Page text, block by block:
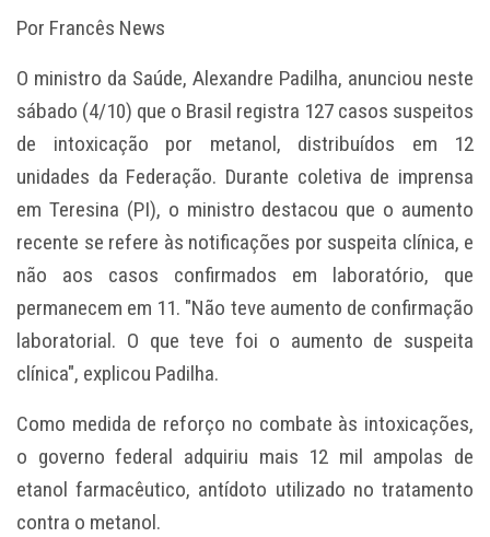
Por Francês News
O ministro da Saúde, Alexandre Padilha, anunciou neste
sábado (4/10) que o Brasil registra 127 casos suspeitos
de intoxicação por metanol, distribuídos em 12
unidades da Federação. Durante coletiva de imprensa
em Teresina (PI), o ministro destacou que o aumento
recente se refere às notificações por suspeita clínica, e
não aos casos confirmados em laboratório, que
permanecem em 11. "Não teve aumento de confirmação
laboratorial. O que teve foi o aumento de suspeita
clínica", explicou Padilha.
Como medida de reforço no combate às intoxicações,
o governo federal adquiriu mais 12 mil ampolas de
etanol farmacêutico, antídoto utilizado no tratamento
contra o metanol.